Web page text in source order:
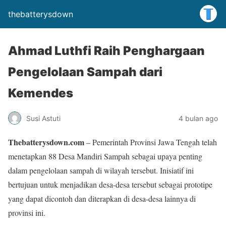
thebatterysdown
Ahmad Luthfi Raih Penghargaan
Pengelolaan Sampah dari
Kemendes
Susi Astuti 4 bulan ago
Thebatterysdown.com– Pemerintah Provinsi Jawa Tengah telah
menetapkan 88 Desa Mandiri Sampah sebagai upaya penting
dalam pengelolaan sampah di wilayah tersebut. Inisiatif ini
bertujuan untuk menjadikan desa-desa tersebut sebagai prototipe
yang dapat dicontoh dan diterapkan di desa-desa lainnya di
provinsi ini.